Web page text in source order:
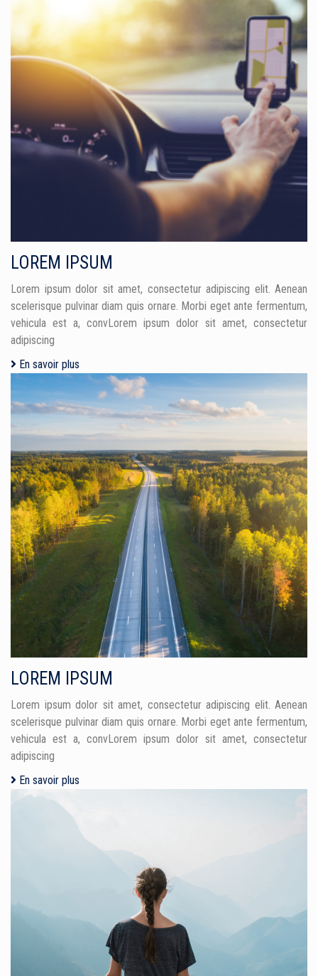
LOREM IPSUM
Lorem ipsum dolor sit amet, consectetur adipiscing elit. Aenean
scelerisque pulvinar diam quis ornare. Morbi eget ante fermentum,
vehicula est a, convLorem ipsum dolor sit amet, consectetur
adipiscing
En savoir plus
LOREM IPSUM
Lorem ipsum dolor sit amet, consectetur adipiscing elit. Aenean
scelerisque pulvinar diam quis ornare. Morbi eget ante fermentum,
vehicula est a, convLorem ipsum dolor sit amet, consectetur
adipiscing
En savoir plus